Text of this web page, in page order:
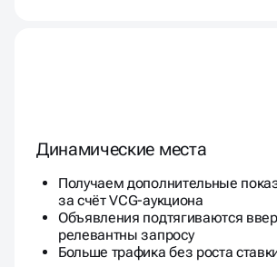
Динамические места
Получаем дополнительные
за счёт VCG-аукциона
Объявления подтягиваются
релевантны запросу
Больше трафика без роста